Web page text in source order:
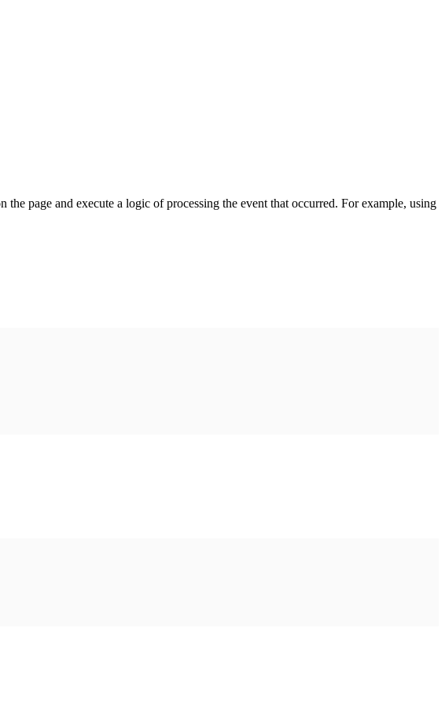
page and execute a logic of processing the event that occurred. For example, using